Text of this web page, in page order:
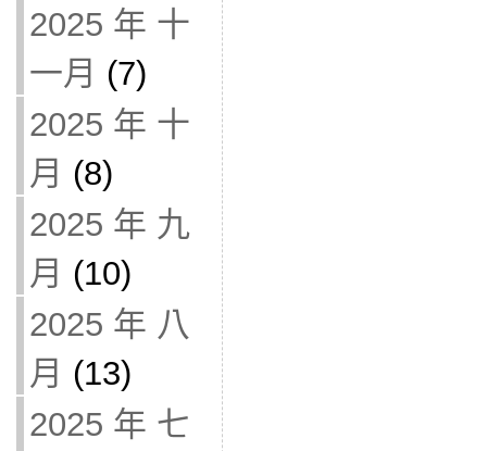
2025 年 十
一月 (7)
2025 年 十
月 (8)
2025 年 九
月 (10)
2025 年 八
月 (13)
2025 年 七